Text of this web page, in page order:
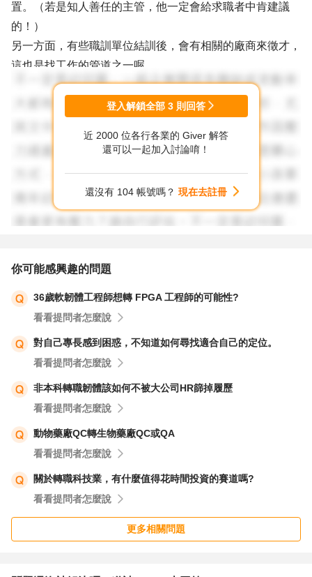
置。（若是知人善任的主管，他一定會給求職者中肯建議
的！）
另一方面，有些職訓單位結訓後，會有相關的廠商來徵才，
這也是找工作的管道之一喔。
登入解鎖全部 3 則回答
近 2000 位各行各業的 Giver 解答
還可以一起加入討論唷！
還沒有 104 帳號嗎？ 現在去註冊
你可能感興趣的問題
36歲軟韌體工程師想轉 FPGA 工程師的可能性?
看看提問者怎麼說
對自己專長感到困惑，不知道如何尋找適合自己的定位。
看看提問者怎麼說
非本科轉職韌體該如何不被大公司HR篩掉履歷
看看提問者怎麼說
動物藥廠QC轉生物藥廠QC或QA
看看提問者怎麼說
關於轉職科技業，有什麼值得花時間投資的賽道嗎?
看看提問者怎麼說
更多相關問題